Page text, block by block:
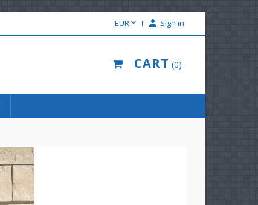
EUR  Sign in
CART 0